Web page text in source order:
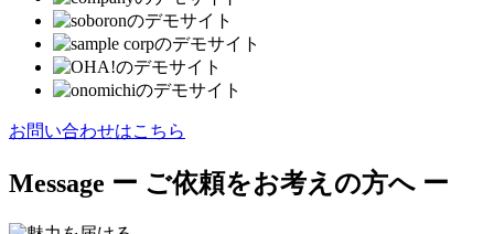
お問い合わせはこちら
Message ー ご依頼をお考えの方へ ー